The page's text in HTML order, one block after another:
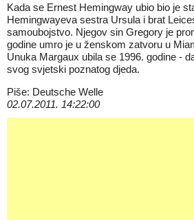
Kada se Ernest Hemingway ubio bio je
Hemingwayeva sestra Ursula i brat
samoubojstvo. Njegov sin Gregory je
godine umro je u ženskom zatvoru u
Unuka Margaux ubila se 1996. godine -
svog svjetski poznatog djeda.
Piše: Deutsche Welle
02.07.2011. 14:22:00